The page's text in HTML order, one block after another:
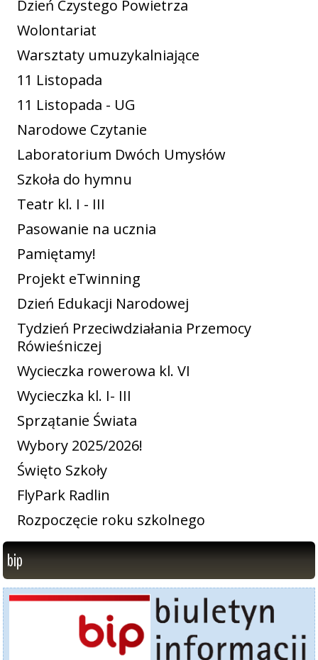
Dzień Czystego Powietrza
Wolontariat
Warsztaty umuzykalniające
11 Listopada
11 Listopada - UG
Narodowe Czytanie
Laboratorium Dwóch Umysłów
Szkoła do hymnu
Teatr kl. I - III
Pasowanie na ucznia
Pamiętamy!
Projekt eTwinning
Dzień Edukacji Narodowej
Tydzień Przeciwdziałania Przemocy
Rówieśniczej
Wycieczka rowerowa kl. VI
Wycieczka kl. I- III
Sprzątanie Świata
Wybory 2025/2026!
Święto Szkoły
FlyPark Radlin
Rozpoczęcie roku szkolnego
bip